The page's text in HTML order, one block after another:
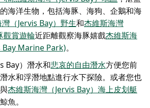
海洋生物，包括海豚、海狗、企鵝和海
（Jervis Bay）野生和杰維斯海灣
觀賞遊輪近距離觀察海豚嬉戲杰維斯海
Bay Marine Park)。
Bay）潛水和悲哀的自由潛水方便您前
水和浮潛地點進行水下探險。或者您也
杰維斯海灣（Jervis Bay）海上皮划艇
魚。